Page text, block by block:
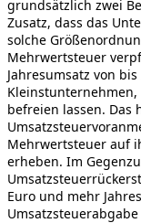
grundsätzlich zwei
Zusatz, dass das
solche
Mehrwertsteuer
Jahresumsatz von
befreien lassen. Das
Mehrwertsteuer auf
erheben. Im
Euro und mehr